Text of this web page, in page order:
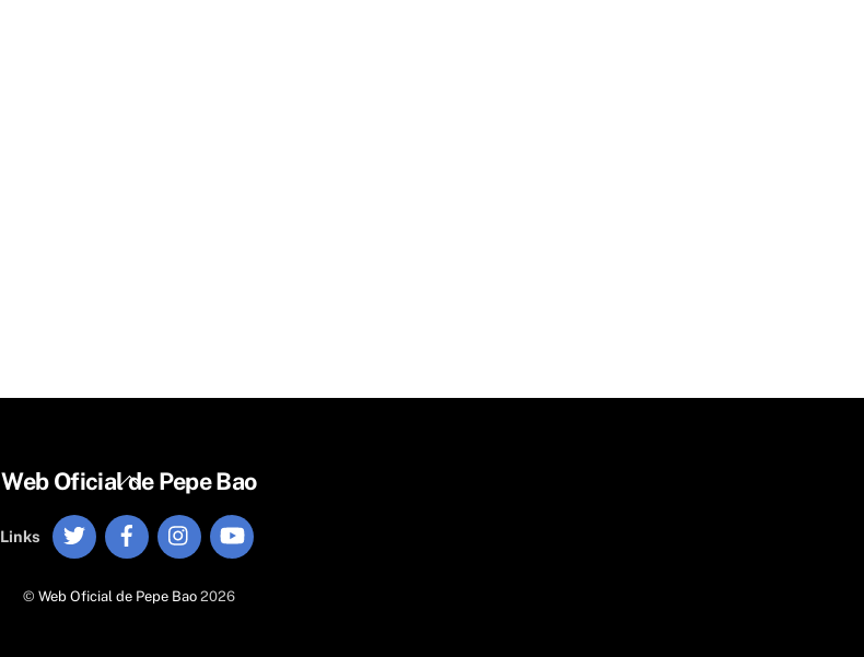
Back
Top
Web Oficial de Pepe Bao
Links
Twitter FacebookInstagram
© Web Oficial de Pepe Bao 2026